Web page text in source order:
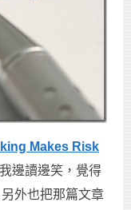
Makes Risk
邊讀邊笑，覺得
外也把那篇文章